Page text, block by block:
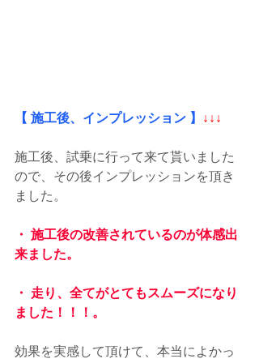
【 施工後、インプレッション 】 ↓↓↓
施工後、試乗に行って来て貰いました
ので、その後インプレッションを頂き
ました。
・ 施工後の改善されているのが体感出
来ました。
・ 走り、全てがとてもスムーズになり
ました！！！。
効果を実感して頂けて、本当によかっ